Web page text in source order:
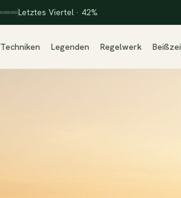
Letztes Viertel · 42%
Techniken Legenden Regelwerk